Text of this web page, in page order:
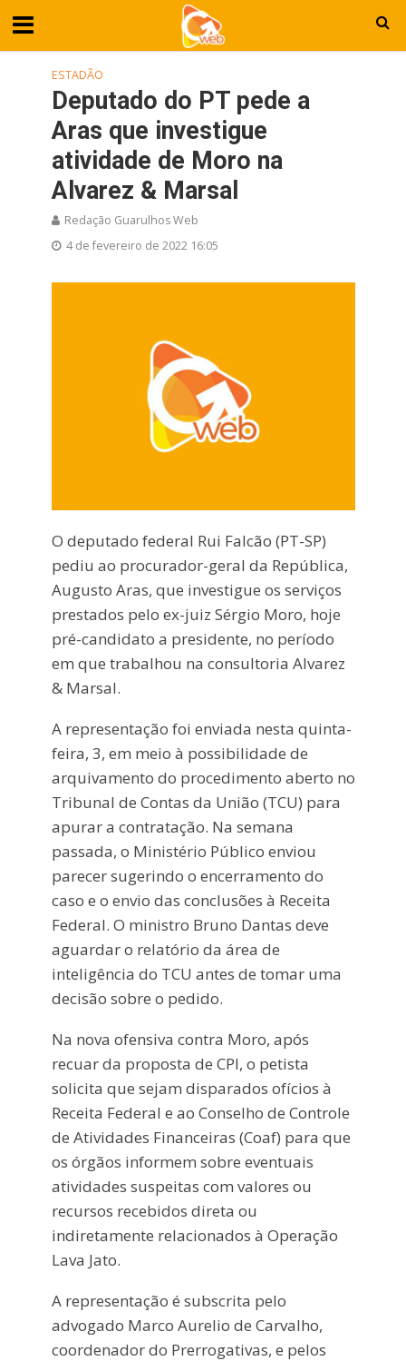
ESTADÃO
Deputado do PT pede a
Aras que investigue
atividade de Moro na
Alvarez & Marsal
Redação Guarulhos Web
4 de fevereiro de 2022 16:05
O deputado federal Rui Falcão (PT-SP)
pediu ao procurador-geral da República,
Augusto Aras, que investigue os serviços
prestados pelo ex-juiz Sérgio Moro, hoje
pré-candidato a presidente, no período
em que trabalhou na consultoria Alvarez
& Marsal.
A representação foi enviada nesta quinta-
feira, 3, em meio à possibilidade de
arquivamento do procedimento aberto no
Tribunal de Contas da União (TCU) para
apurar a contratação. Na semana
passada, o Ministério Público enviou
parecer sugerindo o encerramento do
caso e o envio das conclusões à Receita
Federal. O ministro Bruno Dantas deve
aguardar o relatório da área de
inteligência do TCU antes de tomar uma
decisão sobre o pedido.
Na nova ofensiva contra Moro, após
recuar da proposta de CPI, o petista
solicita que sejam disparados ofícios à
Receita Federal e ao Conselho de Controle
de Atividades Financeiras (Coaf) para que
os órgãos informem sobre eventuais
atividades suspeitas com valores ou
recursos recebidos direta ou
indiretamente relacionados à Operação
Lava Jato.
A representação é subscrita pelo
advogado Marco Aurelio de Carvalho,
coordenador do Prerrogativas, e pelos